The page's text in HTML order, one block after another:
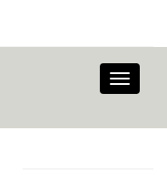
Toggle